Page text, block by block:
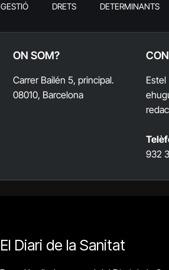
GESTIÓ DRETS DETERMINANTS
ON SOM?
Carrer Bailén 5, principal.
08010, Barcelona
932